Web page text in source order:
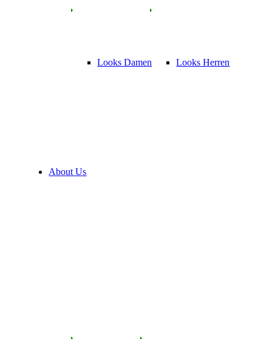
Looks Damen Looks Herren
About Us